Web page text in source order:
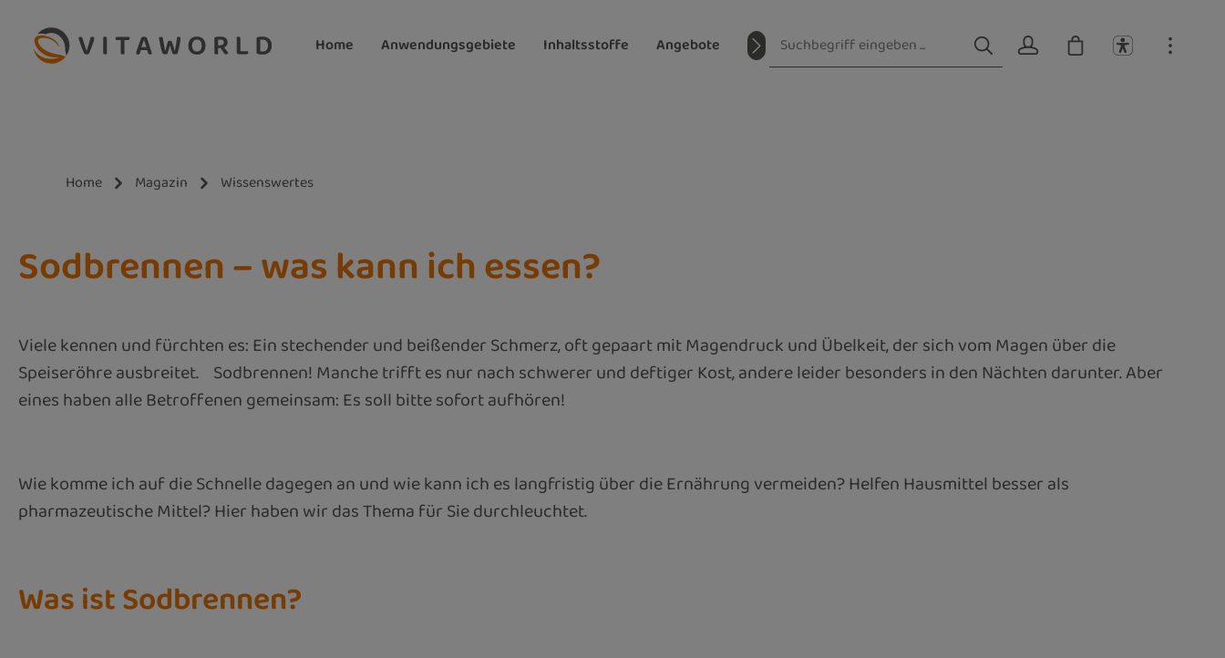
Hauptinhalt springen
Zur Suche springen
Zur Hauptnavigation springen
Home Anwendungsgebiete Inhaltsstoffe Angebote Magazin
Home Magazin Wissenswertes
Sodbrennen – was kann ich essen?
Viele kennen und fürchten es: Ein stechender und beißender Schmerz, oft gepaart mit Magendruck und Übelkeit, der sich vom Magen über die
Speiseröhre ausbreitet. Sodbrennen! Manche trifft es nur nach schwerer und deftiger Kost, andere leider besonders in den Nächten darunter. Aber
eines haben alle Betroffenen gemeinsam: Es soll bitte sofort aufhören!
Wie komme ich auf die Schnelle dagegen an und wie kann ich es langfristig über die Ernährung vermeiden? Helfen Hausmittel besser als
pharmazeutische Mittel? Hier haben wir das Thema für Sie durchleuchtet.
Was ist Sodbrennen?